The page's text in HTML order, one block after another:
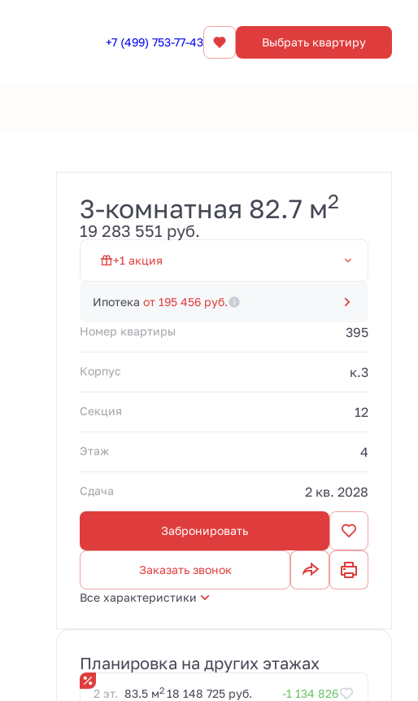
+7 (499) 753-77-43 Выбрать квартиру
3-комнатная 82.7 м2
19 283 551 руб.
+1 акция
Первый взнос от 20% и
платежи 100 000 руб./
мес. до 20.03.2028.
действует до
31.08.2026.
Ипотека от 195 456 руб.
Номер квартиры 395
Корпус к.3
Секция 12
Этаж 4
Сдача 2 кв. 2028
Забронировать
Заказать звонок
Все характеристики
Планировка на других этажах
2 эт. 83.5 м2 18 148 725 руб. -1 134 826